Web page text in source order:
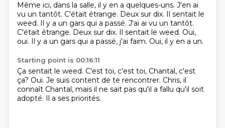
Même ici, dans la salle, il y en a quelques-uns. J'en ai
vu un tantôt. C'était étrange. Deux sur dix. Il sentait le
weed. Il y a un gars qui a passé. J'ai ai vu un tantôt.
C'était étrange. Deux sur dix. Il sentait le weed. Oui,
oui. Il y a un gars qui a passé, j'ai faim. Oui, il y en a un.
Starting point is 00:16:11
Ça sentait le weed. C'est toi, c'est toi, Chantal, c'est
ça? Oui. Je suis content de te rencontrer. Chris, il
connaît Chantal, mais il ne sait pas qu'il a fallu qu'il soit
adopté. Il a ses priorités.